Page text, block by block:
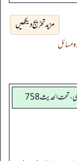
مزید تخریج دیکھیں
تحت الحديث 758